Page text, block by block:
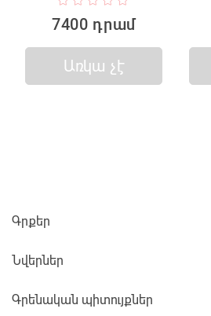
7400 դրամ
Առկա չէ
Գրքեր
Նվերներ
Գրենական պիտույքներ